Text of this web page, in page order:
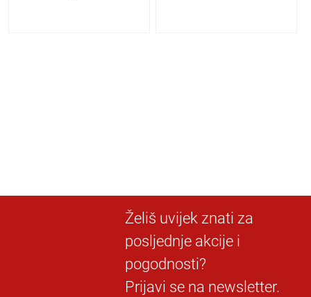
Želiš uvijek znati za
posljednje akcije i
pogodnosti?
Prijavi se na newsletter.